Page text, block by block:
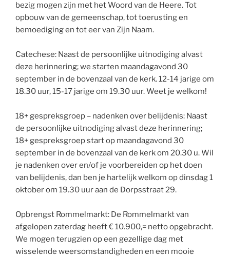
bezig mogen zijn met het Woord van de Heere. Tot
opbouw van de gemeenschap, tot toerusting en
bemoediging en tot eer van Zijn Naam.
Catechese: Naast de persoonlijke uitnodiging alvast
deze herinnering; we starten maandagavond 30
september in de bovenzaal van de kerk. 12-14 jarige om
18.30 uur, 15-17 jarige om 19.30 uur. Weet je welkom!
18+ gespreksgroep – nadenken over belijdenis: Naast
de persoonlijke uitnodiging alvast deze herinnering;
18+ gespreksgroep start op maandagavond 30
september in de bovenzaal van de kerk om 20.30 u. Wil
je nadenken over en/of je voorbereiden op het doen
van belijdenis, dan ben je hartelijk welkom op dinsdag 1
oktober om 19.30 uur aan de Dorpsstraat 29.
Opbrengst Rommelmarkt: De Rommelmarkt van
afgelopen zaterdag heeft € 10.900,= netto opgebracht.
We mogen terugzien op een gezellige dag met
wisselende weersomstandigheden en een mooie